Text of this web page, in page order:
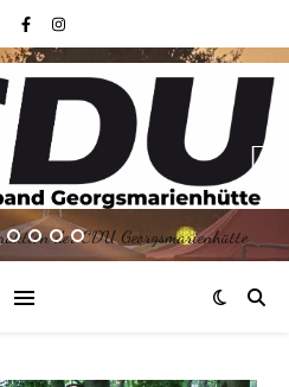
der CDU Georgsmarienhütte